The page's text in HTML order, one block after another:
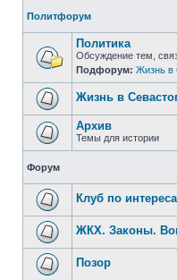
Политфорум
Политика
Обсуждение тем,
Подфорум: Жизнь в
Жизнь в
Архив
Темы для истории
Форум
Клуб по
ЖКХ. Законы.
Позор